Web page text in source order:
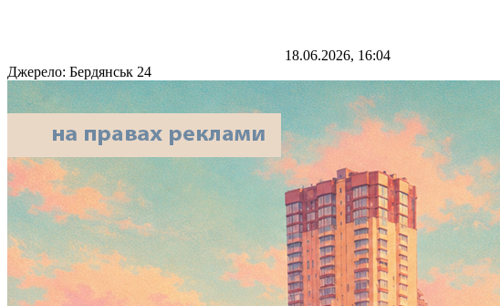
18.06.2026, 16:04
Джерело: Бердянськ 24